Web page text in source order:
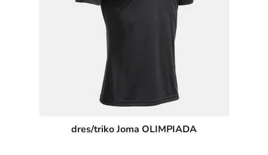
dres/triko Joma OLIMPIADA